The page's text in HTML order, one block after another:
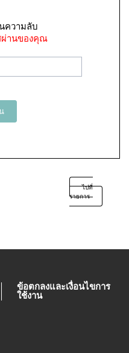
ความลับ
ผ่านของคุณ
ไปที่
รายการ
ข้อตกลงและเงื่อนไขการ
ใช้งาน